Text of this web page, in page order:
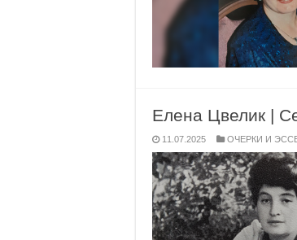
Елена Цвелик |
11.07.2025 ОЧЕРКИ И